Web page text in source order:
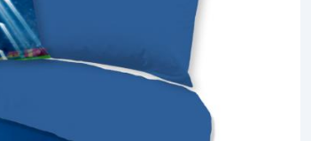
1-persoons